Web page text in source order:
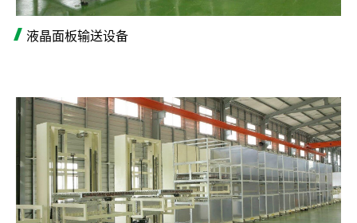
液晶面板输送设备